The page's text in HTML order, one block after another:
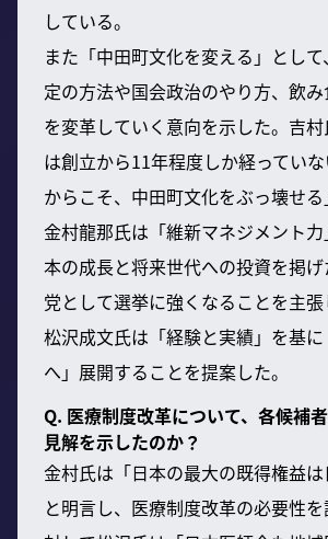
している。
また「中田町文化を変える」とし
定の方法や国会政治のやり方、飲
を変革していく意向を示した。吉
は創立から11年程度しか経ってい
からこそ、中田町文化をぶっ壊せる
金村龍那氏は「維新マネジメント
本の成長と将来世代への投資を掲
党として選挙に強くなることを主張
松沢成文氏は「経験と実績」を基
へ」展開することを提案した。
Q. 医療制度改革について、各候補
見解を示したのか？
金村氏は「日本の最大の既得権益は
と明言し、医療制度改革の必要性